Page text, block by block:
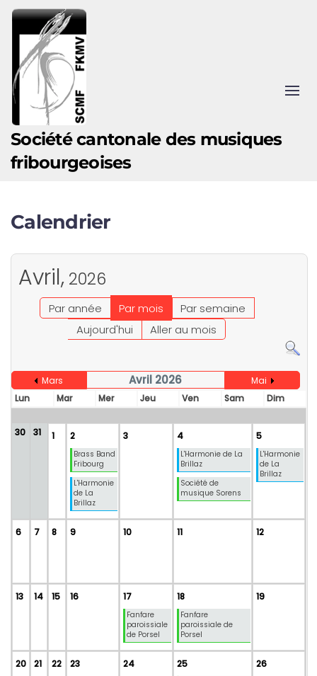
Accéder au contenu principal
Société cantonale des musiques
fribourgeoises
Calendrier
Avril, 2026
Par année Par mois
Par semaine
Aujourd'hui
Aller au mois
Mars Avril 2026
Mai
Lun
Mar Mer Jeu Ven Sam Dim
30 31 1 2
Brass Band
Fribourg
L'Harmonie
de La
Brillaz
3 4
L'Harmonie de La
Brillaz
Société de
musique Sorens
5
L'Harmonie
de La
Brillaz
6 7 8 9 10 11 12
13 14 15 16 17
Fanfare
paroissiale
de Porsel
18
Fanfare
paroissiale de
Porsel
19
20 21 22 23 24 25 26